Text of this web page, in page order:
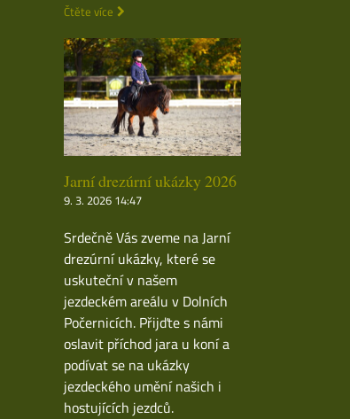
Čtěte více
Jarní drezúrní ukázky 2026
9. 3. 2026 14:47
Srdečně Vás zveme na Jarní
drezúrní ukázky, které se
uskuteční v našem
jezdeckém areálu v Dolních
Počernicích. Přijďte s námi
oslavit příchod jara u koní a
podívat se na ukázky
jezdeckého umění našich i
hostujících jezdců.